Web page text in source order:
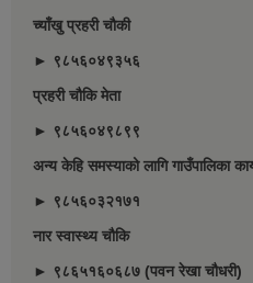
च्याँखु प्रहरी चाैकी
► ९८५६०४९३५६
प्रहरी चौकि मेता
► ९८५६०४९८९९
अन्य केहि समस्याको लागि गाउँपालिका
► ९८५६०३२१७१
नार स्वास्थ्य चौकि
► ९८६५१६०६८७ (पवन रेखा चौधरी)